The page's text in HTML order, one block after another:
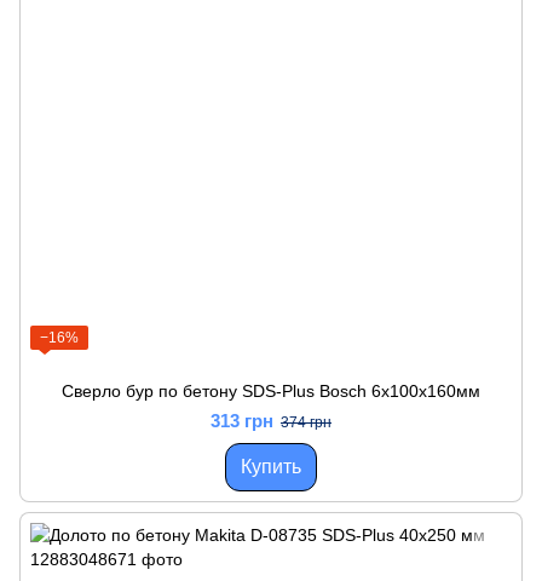
−16%
Сверло бур по бетону SDS-Plus Bosch 6x100x160мм
313 грн 374 грн
Купить